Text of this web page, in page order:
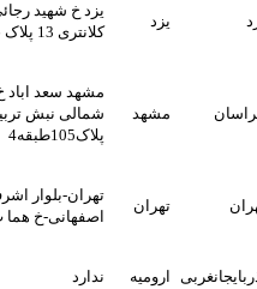
یزد
یزد خ شهید رجائی کوچه
کلانتری 13 پلاک 26
مشهد
مشهد سعد اباد خ تربیت
شمالی نبش تربیت شمالی 7
تهران
تهران-بلوار اشرفی
اصفهانی-خ هما پ1
ارومیه ندارد